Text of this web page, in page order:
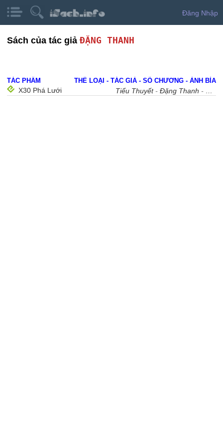
Đăng Nhập
Sách của tác giả ĐẶNG THANH
TÁC PHẨM THỂ LOẠI - TÁC GIẢ - SỐ CHƯƠNG - ẢNH BÌA
X30 Phá Lưới Tiểu Thuyết-Đặng Thanh - 36